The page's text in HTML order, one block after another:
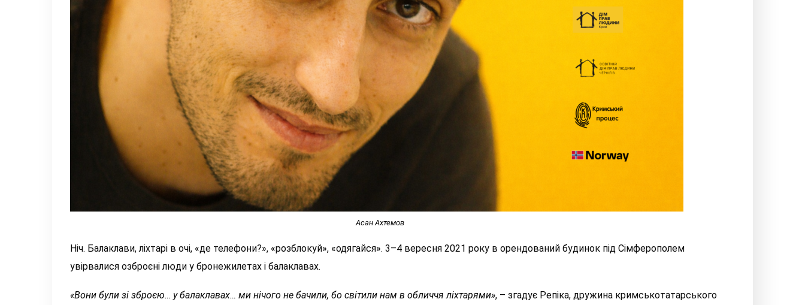
Асан Ахтемов
Ніч. Балаклави, ліхтарі в очі, «де телефони?», «розблокуй», «одягайся». 3–4 вересня 2021 року в орендований будинок під Сімферополем
увірвалися озброєні люди у бронежилетах і балаклавах.
«Вони були зі зброєю… у балаклавах… ми нічого не бачили, бо світили нам в обличчя ліхтарями», – згадує Репіка, дружина кримськотатарського